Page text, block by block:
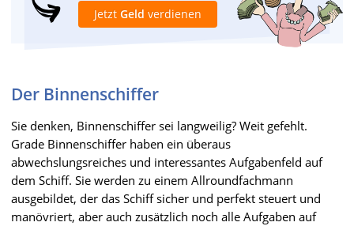
Jetzt Geld verdienen
Der Binnenschiffer
Sie denken, Binnenschiffer sei langweilig? Weit gefehlt.
Grade Binnenschiffer haben ein überaus
abwechslungsreiches und interessantes Aufgabenfeld auf
dem Schiff. Sie werden zu einem Allroundfachmann
ausgebildet, der das Schiff sicher und perfekt steuert und
manövriert, aber auch zusätzlich noch alle Aufgaben auf